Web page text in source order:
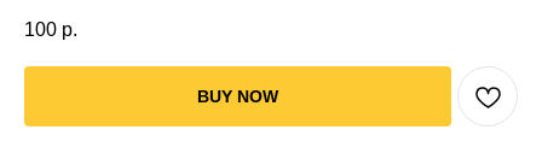
100 р.
BUY NOW